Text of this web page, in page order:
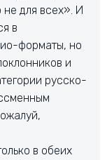
не для всех». И
в
форматы, но
и
русско-
в обеих